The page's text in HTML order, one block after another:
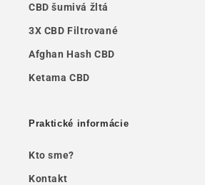
CBD šumivá žltá
3X CBD Filtrované
Afghan Hash CBD
Ketama CBD
Praktické informácie
Kto sme?
Kontakt